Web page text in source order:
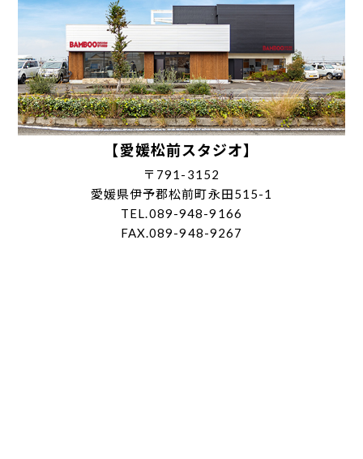
【愛媛松前スタジオ】
〒791-3152
愛媛県伊予郡松前町永田515-1
TEL.089-948-9166
FAX.089-948-9267